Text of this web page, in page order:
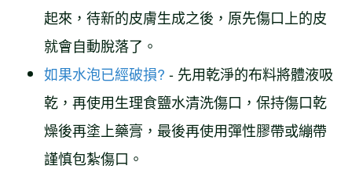
起來，待新的皮膚生成之後，原先傷口上的皮
就會自動脫落了。
如果水泡已經破損? - 先用乾淨的布料將體液吸
乾，再使用生理食鹽水清洗傷口，保持傷口乾
燥後再塗上藥膏，最後再使用彈性膠帶或繃帶
謹慎包紮傷口。